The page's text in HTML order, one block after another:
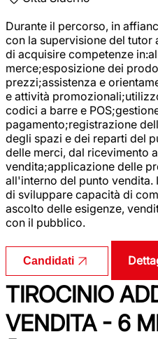
Durante il percorso, in
con la supervisione del
di acquisire competenze
merce;esposizione dei
prezzi;assistenza e
e attività
codici a barre e
pagamento;registrazione
degli spazi e dei reparti del
delle merci, dal ricevimento
vendita;applicazione delle
all'interno del punto
di sviluppare capacità di
ascolto delle esigenze,
con il pubblico.
Candidati
TIROCINIO
VENDITA - 6